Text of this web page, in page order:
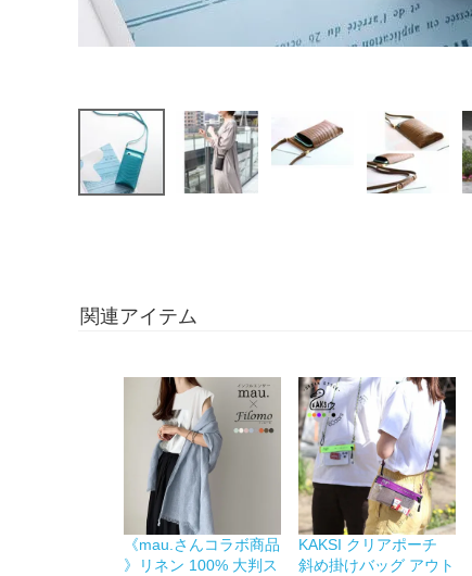
関連アイテム
《mau.さんコラボ商品
》リネン 100% 大判ス
KAKSI クリアポーチ
斜め掛けバッグ アウト